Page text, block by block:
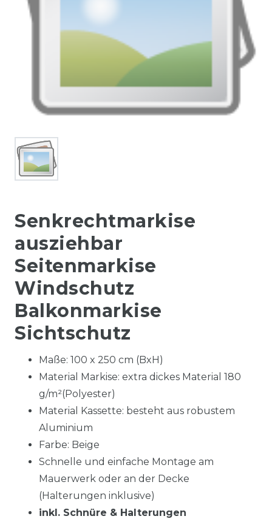
Senkrechtmarkise
ausziehbar
Seitenmarkise
Windschutz
Balkonmarkise
Sichtschutz
Maße: 100 x 250 cm (BxH)
Material Markise: extra dickes Material 180
g/m²(Polyester)
Material Kassette: besteht aus robustem
Aluminium
Farbe: Beige
Schnelle und einfache Montage am
Mauerwerk oder an der Decke
(Halterungen inklusive)
inkl. Schnüre & Halterungen